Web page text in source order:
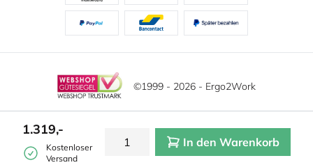
1.319,-
Kostenloser
Versand
In den Warenkorb
©1999 - 2026 - Ergo2Work
Allgemeine Geschäftsbedingungen
Cookie-Einstellungen
Diese Website verwendet Cookies. Lesen Sie unsere
Datenschutzerklärung für weitere Informationen.Mehr
|Verstecken